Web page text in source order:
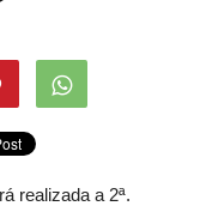
realizada a 2ª.